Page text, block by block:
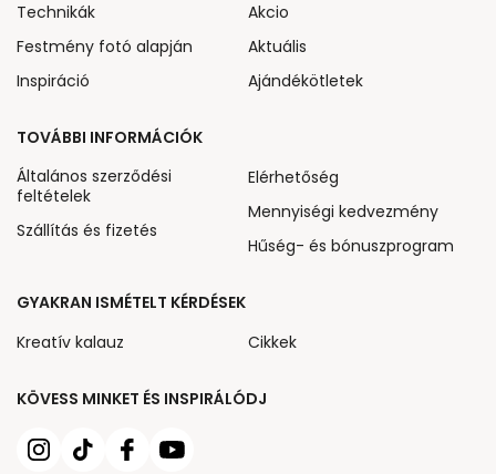
KÖVESS MINKET ÉS INSPIRÁLÓDJ
Technikák
Festmény fotó alapján
Inspiráció
Akcio
Aktuális
Ajándékötletek
TOVÁBBI INFORMÁCIÓK
Általános szerződési
feltételek
Szállítás és fizetés
Elérhetőség
Mennyiségi kedvezmény
Hűség- és bónuszprogram
GYAKRAN ISMÉTELT KÉRDÉSEK
Kreatív kalauz
Cikkek